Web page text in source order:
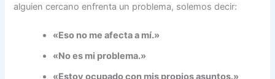
alguien cercano enfrenta un problema, solemos decir:
«Eso no me afecta a mí.»
«No es mi problema.»
«Estoy ocupado con mis propios asuntos.»